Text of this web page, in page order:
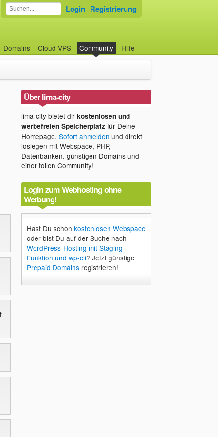
Domains Cloud-VPS Community Hilfe
Login Registrierung
Über lima-city
lima-city bietet dir kostenlosen und
werbefreien Speicherplatzfür Deine
Homepage. Sofort anmelden und direkt
loslegen mit Webspace, PHP,
Datenbanken, günstigen Domains und
einer tollen Community!
Login zum Webhosting ohne
Werbung!
Hast Du schon kostenlosen Webspace
oder bist Du auf der Suche nach
WordPress-Hosting mit Staging-
Funktion und wp-cli? Jetzt günstige
Prepaid Domainsregistrieren!